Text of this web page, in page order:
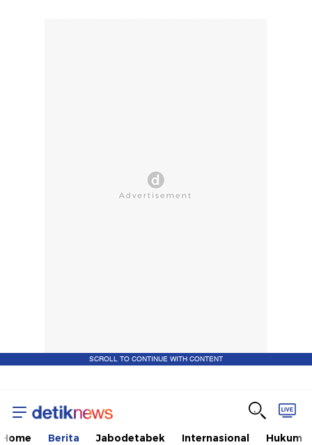
SCROLL TO CONTINUE WITH CONTENT
Home Berita Jabodetabek Internasional Hukum